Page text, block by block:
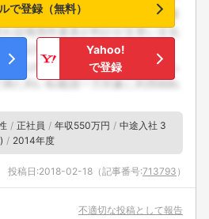
で登録（無料）
Yahoo!
で登録
正社員 年収550万円
中途入社 3
2014年度
投稿日:2018-02-18 （記事番号:713793 ）
不適切な投稿として報告